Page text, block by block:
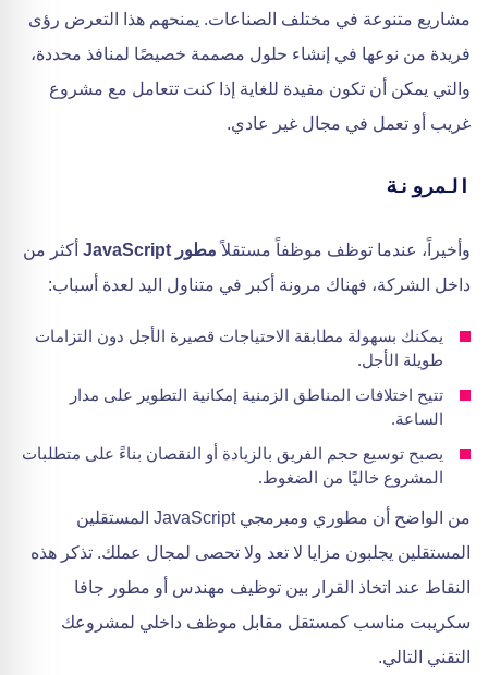
مشاريع متنوعة في مختلف الصناعات. يمنحهم هذا التعرض رؤى
فريدة من نوعها في إنشاء حلول مصممة خصيصًا لمنافذ محددة،
والتي يمكن أن تكون مفيدة للغاية إذا كنت تتعامل مع مشروع
غريب أو تعمل في مجال غير عادي.
المرونة
وأخيراً، عندما توظف موظفاً مستقلاًمطور JavaScript
أكثر من
داخل الشركة، فهناك مرونة أكبر في متناول اليد لعدة أسباب:
يمكنك بسهولة مطابقة الاحتياجات قصيرة الأجل دون التزامات
طويلة الأجل.
تتيح اختلافات المناطق الزمنية إمكانية التطوير على مدار
الساعة.
يصبح توسيع حجم الفريق بالزيادة أو النقصان بناءً على متطلبات
المشروع خاليًا من الضغوط.
من الواضح أن مطوري ومبرمجي JavaScript المستقلين
المستقلين يجلبون مزايا لا تعد ولا تحصى لمجال عملك. تذكر هذه
النقاط عند اتخاذ القرار بين توظيف مهندس أو مطور جافا
سكريبت مناسب كمستقل مقابل موظف داخلي لمشروعك
التقني التالي.